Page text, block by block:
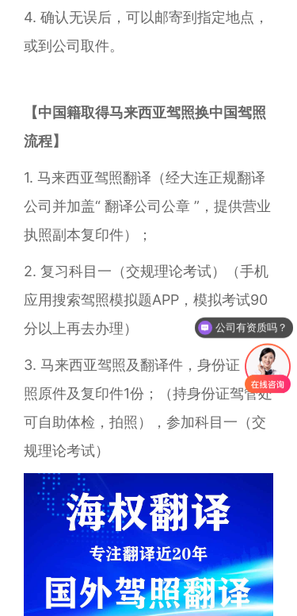
4. 确认无误后，可以邮寄到指定地点，
或到公司取件。
【中国籍取得马来西亚驾照换中国驾照
流程】
1. 马来西亚驾照翻译（经大连正规翻译
公司并加盖“ 翻译公司公章 ”，提供营业
执照副本复印件）；
2. 复习科目一 （交规理论考试）
（手机
应用搜索驾照模拟题APP，模拟考试90
分以上再去办理）
3. 马来西亚驾照及翻译件，身份证，护
照原件及复印件1份；（持身份证驾管处
可自助体检，拍照），参加科目一（交
规理论考试）
你们是怎么收费的呢？